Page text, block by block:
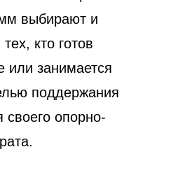
выбирают и
кто готов
или занимается
поддержания
своего опорно-